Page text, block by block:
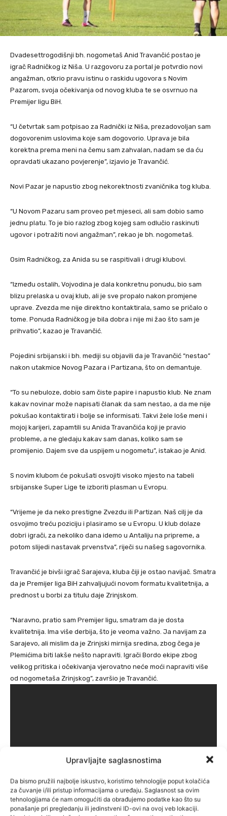
Upravljajte saglasnostima
Da bismo pružili najbolje iskustvo, koristimo tehnologije poput kolačića
za čuvanje i/ili pristup informacijama o uređaju. Saglasnost sa ovim
tehnologijama će nam omogućiti da obrađujemo podatke kao što su
ponašanje pri pregledanju ili jedinstveni ID-ovi na ovoj veb lokaciji.
Dvadesettrogodišnji bh. nogometaš Anid Travančić postao je
igrač Radničkog iz Niša. U razgovoru za portal je potvrdio novi
angažman, otkrio pravu istinu o raskidu ugovora s Novim
Pazarom, svoja očekivanja od novog kluba te se osvrnuo na
Premijer ligu BiH.
“U četvrtak sam potpisao za Radnički iz Niša, prezadovoljan sam
dogovorenim uslovima koje sam dogovorio. Uprava je bila
korektna prema meni na čemu sam zahvalan, nadam se da ću
opravdati ukazano povjerenje”, izjavio je Travančić.
Novi Pazar je napustio zbog nekorektnosti zvaničnika tog kluba.
“U Novom Pazaru sam proveo pet mjeseci, ali sam dobio samo
jednu platu. To je bio razlog zbog kojeg sam odlučio raskinuti
ugovor i potražiti novi angažman”, rekao je bh. nogometaš.
Osim Radničkog, za Anida su se raspitivali i drugi klubovi.
“Između ostalih, Vojvodina je dala konkretnu ponudu, bio sam
blizu prelaska u ovaj klub, ali je sve propalo nakon promjene
uprave. Zvezda me nije direktno kontaktirala, samo se pričalo o
tome. Ponuda Radničkog je bila dobra i nije mi žao što sam je
prihvatio”, kazao je Travančić.
Pojedini srbijanski i bh. mediji su objavili da je Travančić “nestao”
nakon utakmice Novog Pazara i Partizana, što on demantuje.
“To su nebuloze, dobio sam čiste papire i napustio klub. Ne znam
kakav novinar može napisati članak da sam nestao, a da me nije
pokušao kontaktirati i bolje se informisati. Takvi žele loše meni i
mojoj karijeri, zapamtili su Anida Travančića koji je pravio
probleme, a ne gledaju kakav sam danas, koliko sam se
promijenio. Dajem sve da uspijem u nogometu”, istakao je Anid.
S novim klubom će pokušati osvojiti visoko mjesto na tabeli
srbijanske Super Lige te izboriti plasman u Evropu.
“Vrijeme je da neko prestigne Zvezdu ili Partizan. Naš cilj je da
osvojimo treću poziciju i plasiramo se u Evropu. U klub dolaze
dobri igrači, za nekoliko dana idemo u Antaliju na pripreme, a
potom slijedi nastavak prvenstva”, riječi su našeg sagovornika.
Travančić je bivši igrač Sarajeva, kluba čiji je ostao navijač. Smatra
da je Premijer liga BiH zahvaljujući novom formatu kvalitetnija, a
prednost u borbi za titulu daje Zrinjskom.
“Naravno, pratio sam Premijer ligu, smatram da je dosta
kvalitetnija. Ima više derbija, što je veoma važno. Ja navijam za
Sarajevo, ali mislim da je Zrinjski mirnija sredina, zbog čega je
Plemićima biti lakše nešto napraviti. Igrači Bordo ekipe zbog
velikog pritiska i očekivanja vjerovatno neće moći napraviti više
od nogometaša Zrinjskog”, završio je Travančić.
Klix.ba